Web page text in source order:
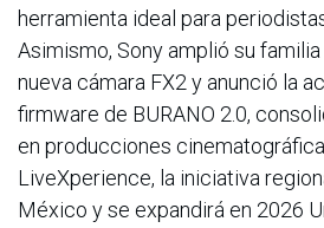
herramienta ideal para
Asimismo, Sony amplió su
nueva cámara FX2 y anunció la
firmware de BURANO 2.0,
en producciones
LiveXperience, la iniciativa
México y se expandirá en 2026